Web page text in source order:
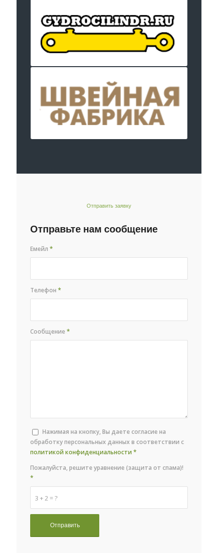
Отправить заявку
Отправьте нам сообщение
Емейл*
Телефон*
Сообщение*
Нажимая на кнопку, Вы даете согласие на
обработку персональных данных в соответствии с
политикой конфиденциальности *
3 + 2 = ?
Пожалуйста, решите уравнение (защита от спама)!
*